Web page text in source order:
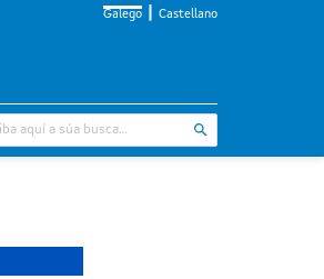
Galego Castellano